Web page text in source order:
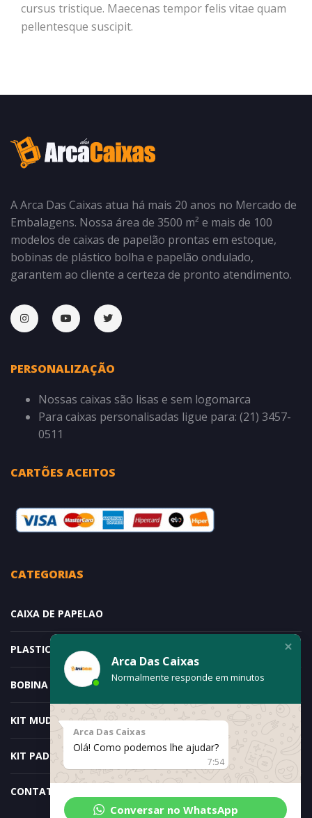
cursus tristique. Maecenas tempor felis vitae quam
pellentesque suscipit.
A Arca Das Caixas atua há mais 20 anos no Mercado de
Embalagens. Nossa área de 3500 m² e mais de 100
modelos de caixas de papelão prontas em estoque,
bobinas de plástico bolha e papelão ondulado,
garantem ao cliente a certeza de pronto atendimento.
Arca Das Caixas
Normalmente responde em minutos
Arca Das Caixas
Olá! Como podemos lhe ajudar?
7:54
Conversar no WhatsApp
PERSONALIZAÇÃO
Nossas caixas são lisas e sem logomarca
Para caixas personalisadas ligue para: (21) 3457-
0511
CARTÕES ACEITOS
CATEGORIAS
CAIXA DE PAPELAO
PLASTICO BOLHA
BOBINA E ROLO DE PAPELÃO
KIT MUDANÇA – DOIS QUARTOS
KIT PADRÃO ESPECIAL
CONTATO